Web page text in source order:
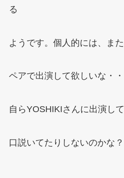
る
ようです。個人的には、ま
ペアで出演して欲しいな・
自らYOSHIKIさんに出演し
口説いてたりしないのかな